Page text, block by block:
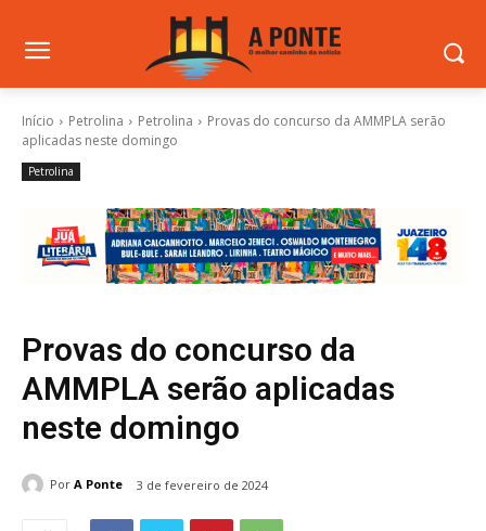
Início Petrolina Petrolina
Provas do concurso da AMMPLA serão
aplicadas neste domingo
Petrolina
Provas do concurso da
AMMPLA serão aplicadas
neste domingo
Por A Ponte 3 de fevereiro de 2024